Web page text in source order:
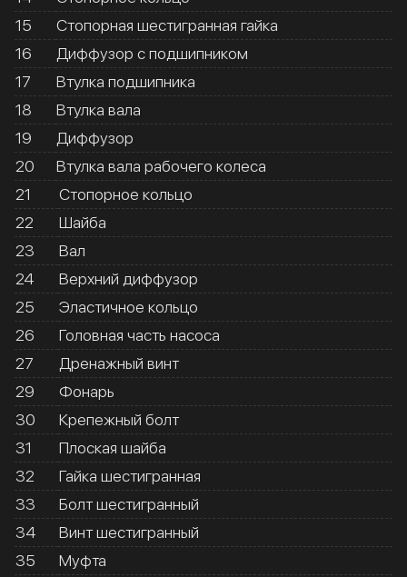
15
Стопорная шестигранная гайка
16
Диффузор с подшипником
17
Втулка подшипника
18
Втулка вала
19
Диффузор
20
Втулка вала рабочего колеса
21
Стопорное кольцо
22
Шайба
23
Вал
24
Верхний диффузор
25
Эластичное кольцо
26
Головная часть насоса
27
Дренажный винт
29
Фонарь
30
Крепежный болт
31
Плоская шайба
32
Гайка шестигранная
33
Болт шестигранный
34
Винт шестигранный
35
Муфта